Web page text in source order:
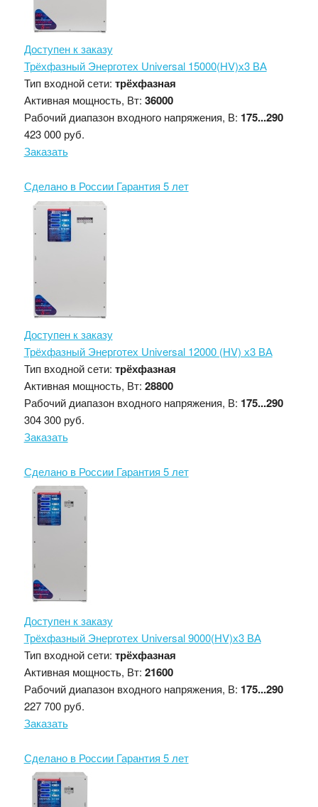
Доступен к заказу
Трёхфазный Энерготех Universal 15000(HV)х3 ВА
Тип входной сети: трёхфазная
Активная мощность, Вт: 36000
Рабочий диапазон входного напряжения, В: 175...290
423 000 руб.
Заказать
Сделано в России Гарантия 5 лет
Доступен к заказу
Трёхфазный Энерготех Universal 12000 (HV) х3 ВА
Тип входной сети: трёхфазная
Активная мощность, Вт: 28800
Рабочий диапазон входного напряжения, В: 175...290
304 300 руб.
Заказать
Сделано в России Гарантия 5 лет
Доступен к заказу
Трёхфазный Энерготех Universal 9000(HV)х3 ВА
Тип входной сети: трёхфазная
Активная мощность, Вт: 21600
Рабочий диапазон входного напряжения, В: 175...290
227 700 руб.
Заказать
Сделано в России Гарантия 5 лет